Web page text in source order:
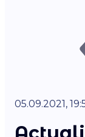
05.09.2021,